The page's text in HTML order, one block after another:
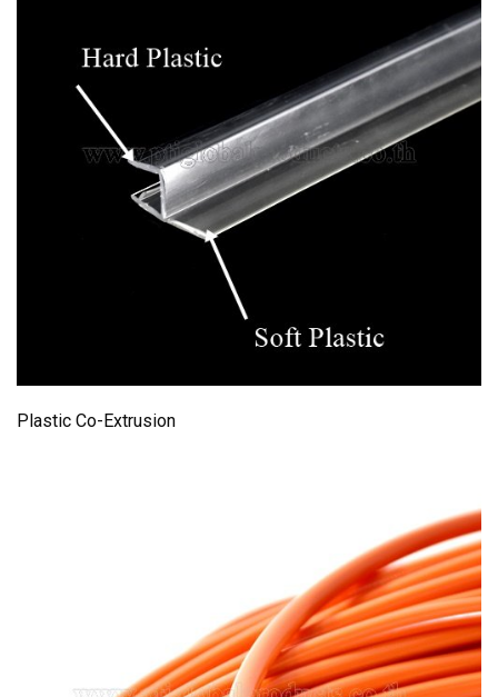
Plastic Co-Extrusion